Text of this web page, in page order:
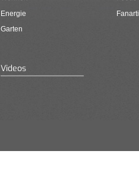
Energie
Garten
Videos